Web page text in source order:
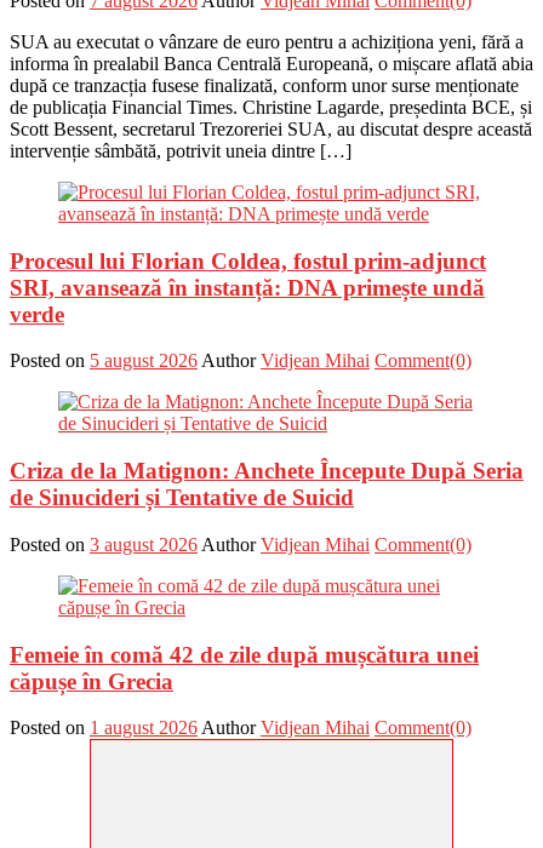
SUA au executat o vânzare de euro pentru a achiziționa yeni, fără a
informa în prealabil Banca Centrală Europeană, o mișcare aflată abia
după ce tranzacția fusese finalizată, conform unor surse menționate
de publicația Financial Times. Christine Lagarde, președinta BCE, și
Scott Bessent, secretarul Trezoreriei SUA, au discutat despre această
intervenție sâmbătă, potrivit uneia dintre […]
Procesul lui Florian Coldea, fostul prim-adjunct
SRI, avansează în instanță: DNA primește undă
verde
Posted on 5 august 2026Author Vidjean Mihai Comment(0)
Criza de la Matignon: Anchete Începute După Seria
de Sinucideri și Tentative de Suicid
Posted on 3 august 2026 Author Vidjean Mihai Comment(0)
Femeie în comă 42 de zile după mușcătura unei
căpușe în Grecia
Posted on 1 august 2026 Author Vidjean Mihai Comment(0)